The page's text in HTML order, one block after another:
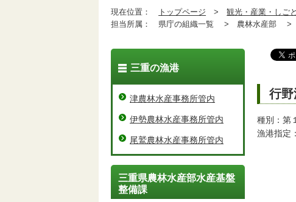
現在位置： トップページ > 観光・産業・しごと
担当所属：
県庁の組織一覧 > 農林水産部 >
行
種別：第
漁港指定
三重の漁港
津農林水産事務所管内
伊勢農林水産事務所管内
尾鷲農林水産事務所管内
三重県農林水産部水産基盤
整備課